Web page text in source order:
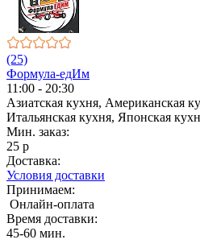
(25)
Формула-едИм
11:00 - 20:30
Азиатская кухня, Американская
Итальянская кухня, Японская
Мин. заказ:
25 р
Доставка:
Условия доставки
Принимаем:
Онлайн-оплата
Время доставки:
45-60 мин.